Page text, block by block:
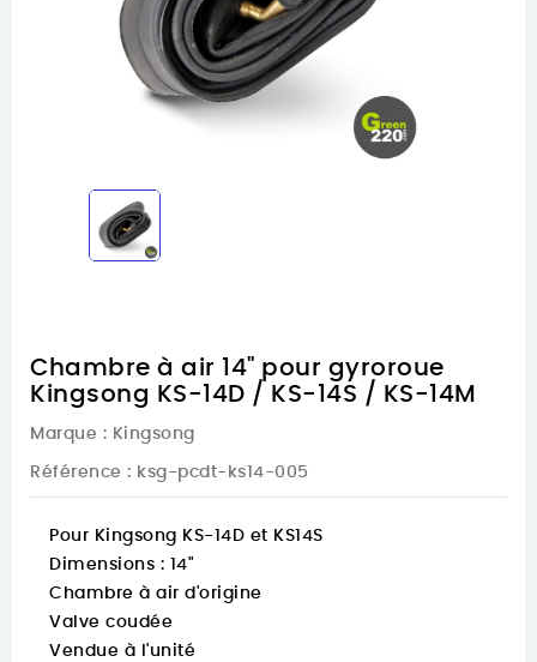
Chambre à air 14" pour gyroroue
Kingsong KS-14D / KS-14S / KS-14M
Marque : Kingsong
Référence : ksg-pcdt-ks14-005
Pour Kingsong KS-14D et KS14S
Dimensions : 14"
Chambre à air d'origine
Valve coudée
Vendue à l'unité